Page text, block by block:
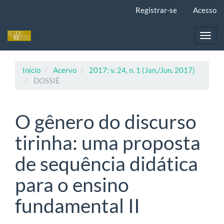
principal
Registrar-se Acesso
Início Acervo
2017: v. 24, n. 1 (Jan./Jun. 2017)
DOSSIÊ
O gênero do discurso
tirinha: uma proposta
de sequência didática
para o ensino
fundamental II